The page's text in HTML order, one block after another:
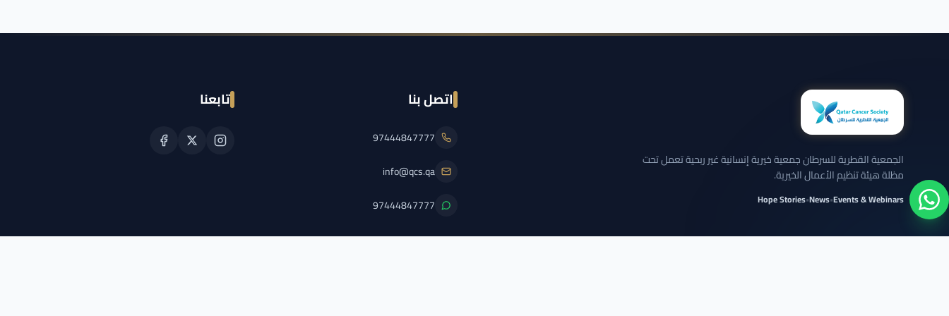
الجمعية القطرية للسرطان جمعية خيرية إنسانية غير ربحية تعمل تحت
مظلة هيئة تنظيم الأعمال الخيرية.
Events & Webinars
•
News
•
Hope Stories
اتصل بنا
97444847777
info@qcs.qa
97444847777
تابعنا